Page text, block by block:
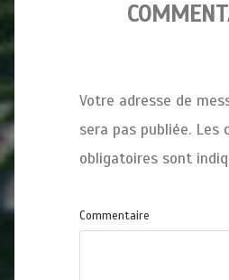
Votre adresse de
sera pas publiée. Les
obligatoires sont
Commentaire